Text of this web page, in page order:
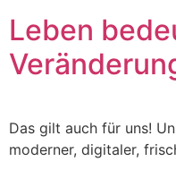
Leben
Das gilt auch für uns!
moderner, digitaler,